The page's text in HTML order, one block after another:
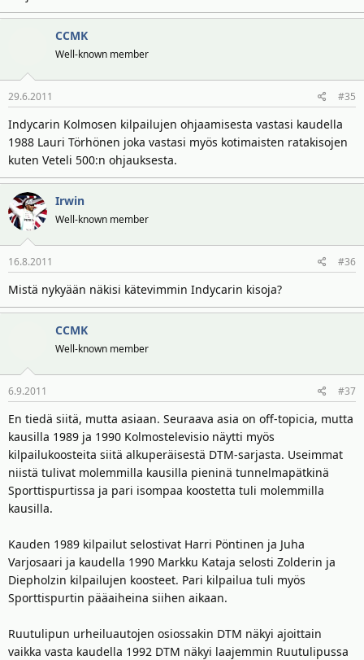
CCMK
Well-known member
29.6.2011 #35
Indycarin Kolmosen kilpailujen ohjaamisesta vastasi kaudella
1988 Lauri Törhönen joka vastasi myös kotimaisten ratakisojen
kuten Veteli 500:n ohjauksesta.
Irwin
Well-known member
16.8.2011 #36
Mistä nykyään näkisi kätevimmin Indycarin kisoja?
CCMK
Well-known member
6.9.2011 #37
En tiedä siitä, mutta asiaan. Seuraava asia on off-topicia, mutta
kausilla 1989 ja 1990 Kolmostelevisio näytti myös
kilpailukoosteita siitä alkuperäisestä DTM-sarjasta. Useimmat
niistä tulivat molemmilla kausilla pieninä tunnelmapätkinä
Sporttispurtissa ja pari isompaa koostetta tuli molemmilla
kausilla.
Kauden 1989 kilpailut selostivat Harri Pöntinen ja Juha
Varjosaari ja kaudella 1990 Markku Kataja selosti Zolderin ja
Diepholzin kilpailujen koosteet. Pari kilpailua tuli myös
Sporttispurtin pääaiheina siihen aikaan.
Ruutulipun urheiluautojen osiossakin DTM näkyi ajoittain
vaikka vasta kaudella 1992 DTM näkyi laajemmin Ruutulipussa